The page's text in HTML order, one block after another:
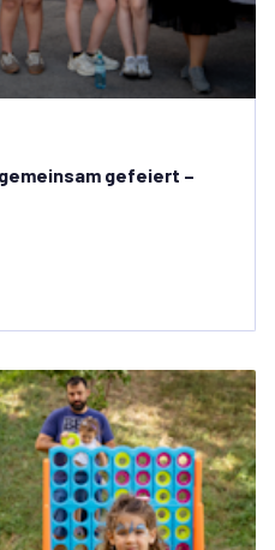
gefeiert –